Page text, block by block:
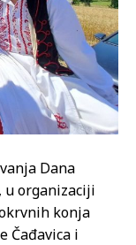
Dana
u organizaciji
konja
Čađavica i